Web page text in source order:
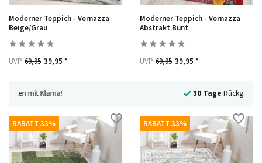
Moderner Teppich - Vernazza
Beige/Grau
UVP 69,95 39,95 *
Moderner Teppich - Vernazza
Abstrakt Bunt
UVP 69,95 39,95 *
RABATT 33% RABATT 33%